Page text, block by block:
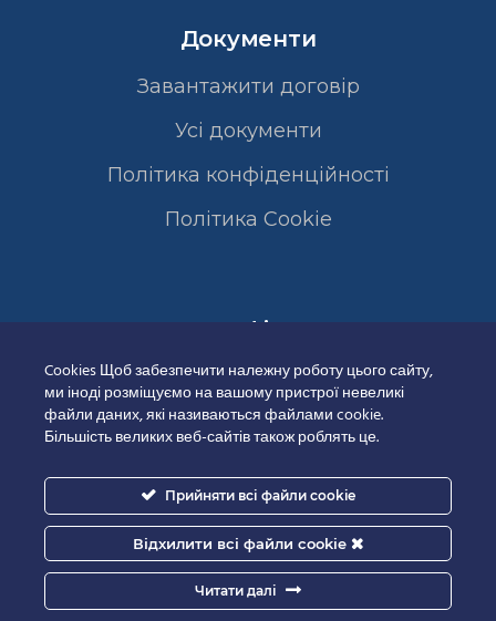
Документи
Завантажити договір
Усі документи
Політика конфіденційності
Полiтика Cookie
Сертифікати
Cookies Щоб забезпечити належну роботу цього сайту,
ми іноді розміщуємо на вашому пристрої невеликі
файли даних, які називаються файлами cookie.
Більшість великих веб-сайтів також роблять це.
Прийняти всі файли cookie
Відхилити всі файли cookie
Читати далі